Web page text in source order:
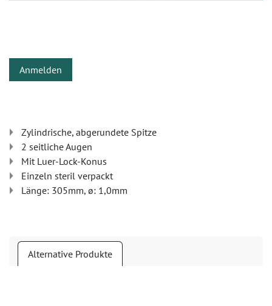
Anmelden
Zylindrische, abgerundete Spitze
2 seitliche Augen
Mit Luer-Lock-Konus
Einzeln steril verpackt
Länge: 305mm, ø: 1,0mm
Alternative Produkte